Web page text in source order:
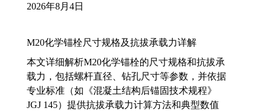
2026年8月4日
M20化学锚栓尺寸规格及抗拔承载力详解
本文详细解析M20化学锚栓的尺寸规格和抗拔承
载力，包括螺杆直径、钻孔尺寸等参数，并依据
专业标准（如《混凝土结构后锚固技术规程》
JGJ 145）提供抗拔承载力计算方法和典型数值